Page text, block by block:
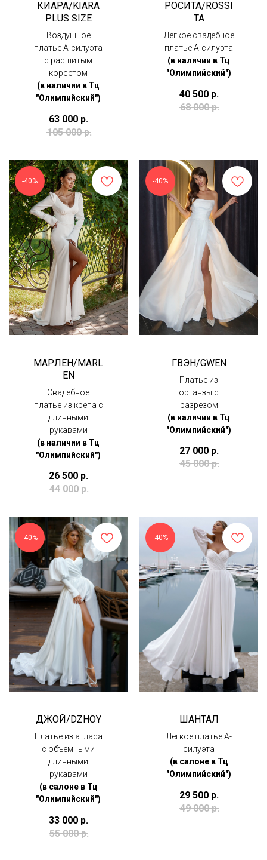
КИАРА/KIARA
PLUS SIZE
Воздушное
платье А-силуэта
с расшитым
корсетом
(в наличии в Тц
"Олимпийский")
63 000 р.
105 000 р.
РОСИТА/ROSSI
TA
Легкое свадебное
платье А-силуэта
(в наличии в Тц
"Олимпийский")
40 500 р.
68 000 р.
-40%
МАРЛЕН/MARL
EN
Свадебное
платье из крепа с
длинными
рукавами
(в наличии в Тц
"Олимпийский")
26 500 р.
44 000 р.
-40%
ГВЭН/GWEN
Платье из
органзы с
разрезом
(в наличии в Тц
"Олимпийский")
27 000 р.
45 000 р.
-40%
ДЖОЙ/DZHOY
Платье из атласа
с объемными
длинными
рукавами
(в салоне в Тц
"Олимпийский")
33 000 р.
55 000 р.
-40%
ШАНТАЛ
Легкое платье А-
силуэта
(в салоне в Тц
"Олимпийский")
29 500 р.
49 000 р.